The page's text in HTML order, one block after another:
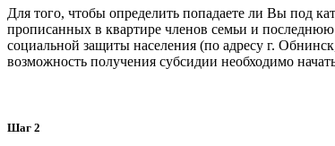
Для того, чтобы определить попадаете ли Вы под
прописанных в квартире членов семьи и
социальной защиты населения (по адресу г.
возможность получения субсидии необходимо
Шаг 2